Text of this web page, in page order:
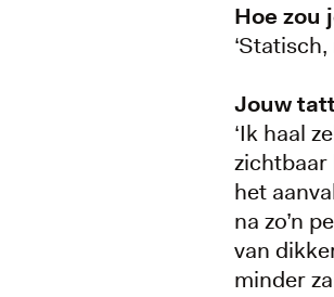
Hoe zou
Jouw
‘Ik haal
zichtbaar
het
na zo’n
van
minder